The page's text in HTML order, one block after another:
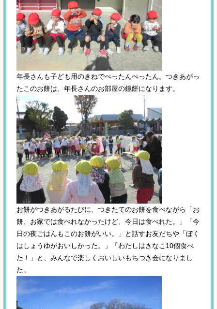
年長さんも子ども用のきねでぺったんぺったん。つきあがっ
たこのお餅は、年長さんのお部屋の鏡餅になります。
お餅がつきあがるたびに、つきたてのお餅を食べながら「お
餅、お家では食べれなかったけど、今日は食べれた。」「今
日の夜ごはんもこのお餅がいい。」と話すお友だちや「ぼく
はしょうゆがおいしかった。」「わたしはきなこ10個食べ
た！」と、みんなで楽しくおいしいもちつき会になりまし
た。